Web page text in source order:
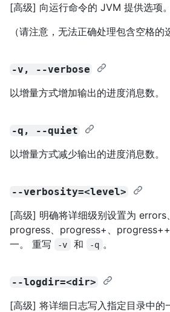
[高级] 向运行命令的 JVM 提供选项。
（请注意，无法正确处理包含空格的
-v, --verbose
以增量方式增加输出的进度消息数。
-q, --quiet
以增量方式减少输出的进度消息数。
--verbosity=<level>
[高级] 明确将详细级别设置为 errors
progress、progress+、
一。 重写
-v 和 -q 。
--logdir=<dir>
[高级] 将详细日志写入指定目录中的